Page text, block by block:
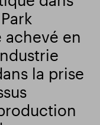
achevé en
la prise